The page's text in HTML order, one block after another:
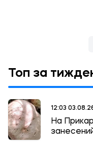
Топ за
12:03
На